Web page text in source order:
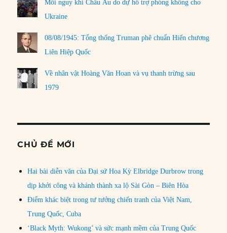
Mối nguy khi Châu Âu do dự hỗ trợ phòng không cho
Ukraine
08/08/1945: Tổng thống Truman phê chuẩn Hiến chương
Liên Hiệp Quốc
Về nhân vật Hoàng Văn Hoan và vụ thanh trừng sau
1979
CHỦ ĐỀ MỚI
Hai bài diễn văn của Đại sứ Hoa Kỳ Elbridge Durbrow trong
dịp khởi công và khánh thành xa lộ Sài Gòn – Biên Hòa
Điểm khác biệt trong tư tưởng chiến tranh của Việt Nam,
Trung Quốc, Cuba
‘Black Myth: Wukong’ và sức mạnh mềm của Trung Quốc